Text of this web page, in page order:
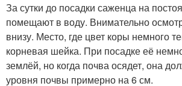
За сутки до посадки саженца на
помещают в воду. Внимательно
внизу. Место, где цвет коры немного
корневая шейка. При посадке её
землёй, но когда почва осядет, она
уровня почвы примерно на 6 см.